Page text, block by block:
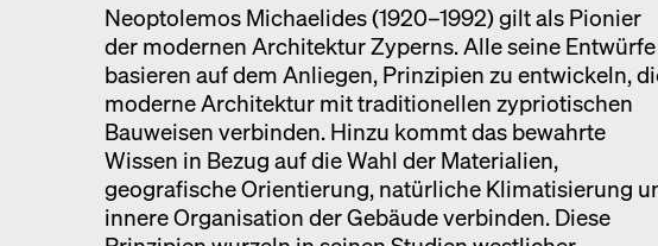
Neoptolemos Michaelides (1920–1992) gilt als Pionier
der modernen Architektur Zyperns. Alle seine Entwürfe
basieren auf dem Anliegen, Prinzipien zu entwickeln,
moderne Architektur mit traditionellen zypriotischen
Bauweisen verbinden. Hinzu kommt das bewahrte
Wissen in Bezug auf die Wahl der Materialien,
geografische Orientierung, natürliche Klimatisierung
innere Organisation der Gebäude verbinden. Diese